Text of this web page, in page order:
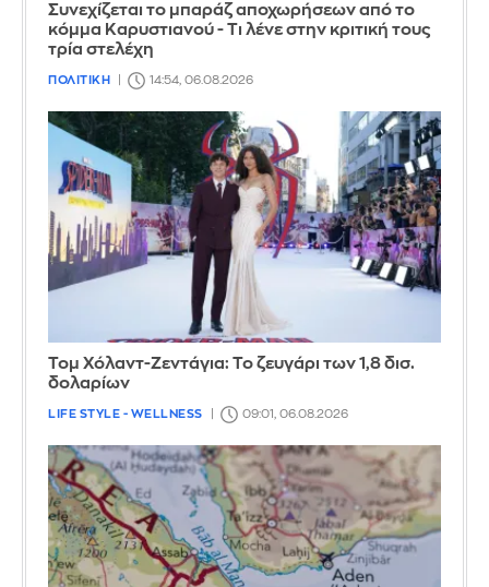
Συνεχίζεται το μπαράζ αποχωρήσεων από το
κόμμα Καρυστιανού - Τι λένε στην κριτική τους
τρία στελέχη
ΠΟΛΙΤΙΚΗ 14:54, 06.08.2026
Τομ Χόλαντ-Ζεντάγια: Το ζευγάρι των 1,8 δισ.
δολαρίων
LIFE STYLE - WELLNESS 09:01, 06.08.2026